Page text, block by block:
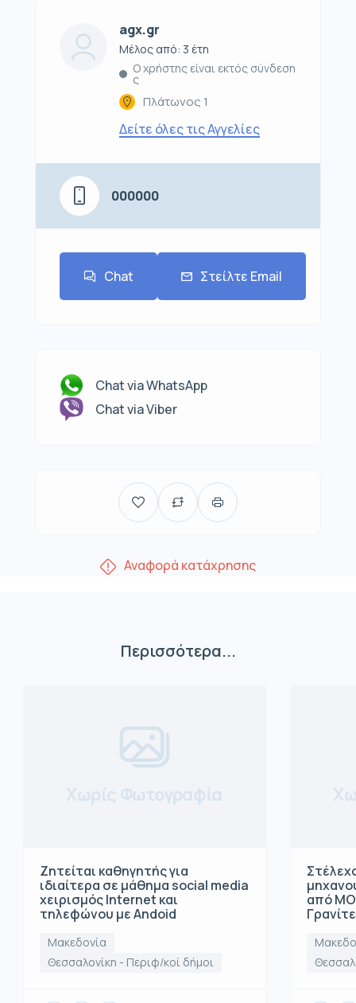
agx.gr
Μέλος από: 3 έτη
Ο χρήστης είναι εκτός σύνδεση
ς
Πλάτωνος 1
Δείτε όλες τις Αγγελίες
000000
Chat Στείλτε Email
Chat via WhatsApp
Chat via Viber
Αναφορά κατάχρησης
Περισσότερα...
Χωρίς Φωτογραφία
Ζητείται καθηγητής για
ιδιαίτερα σε μάθημα social media
χειρισμός Internet και
τηλεφώνου με Andoid
Μακεδονία
Θεσσαλονίκη - Περιφ/κοί δήμοι
από